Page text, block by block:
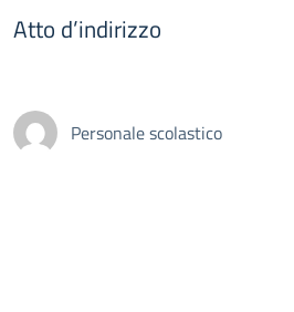
Atto d’indirizzo
Personale scolastico